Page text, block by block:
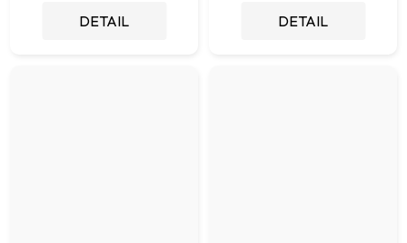
DETAIL DETAIL